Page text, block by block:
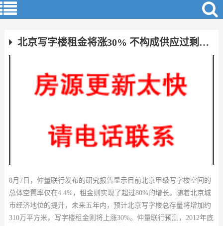
北京写字楼租金将涨30% 不构成供应过剩的风险
8月7日，仲量联行发布的研究报告显示目前北京甲级写字楼空间的
总体空置率仅在4.4%，租金则实现了超过80%的增长。随着北京城
市经济地位的提升，未来五年内，预计北京写字楼总存量将增加约
310万平方米，写字楼租金则将上涨30%。仲量联行预测，2012年底